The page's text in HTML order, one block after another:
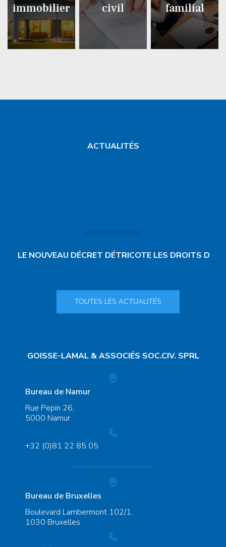
immobilier
civil
familial
GOISSE-LAMAL & ASSOCIÉS SOC.CIV. SPRL
Bureau de Namur
Rue Pepin 26,
5000 Namur
+32 (0)81 22 85 05
Bureau de Bruxelles
Boulevard Lambermont 102/1,
1030 Bruxelles
ACTUALITÉS
LE NOUVEAU DÉCRET DÉTRICOTE LES DROITS D
TOUTES LES ACTUALITÉS